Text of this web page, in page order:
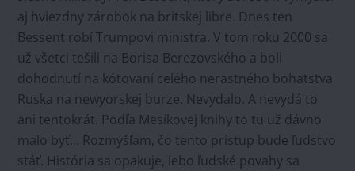
aj hviezdny zárobok na britskej libre. Dnes ten
Bessent robí Trumpovi ministra. V tom roku 2000 sa
už všetci tešili na Borisa Berezovského a boli
dohodnutí na kótovaní celého nerastného bohatstva
Ruska na newyorskej burze. Nevydalo. A nevydá to
ani tentokrát. Podľa Mesíkovej knihy to tu už dávno
malo byť… Rozmýšľam, čo tento prístup bude ľudstvo
stáť. História sa opakuje, lebo ľudské povahy sa